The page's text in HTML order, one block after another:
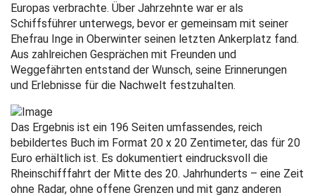
Europas verbrachte. Über Jahrzehnte war er als
Schiffsführer unterwegs, bevor er gemeinsam mit seiner
Ehefrau Inge in Oberwinter seinen letzten Ankerplatz fand.
Aus zahlreichen Gesprächen mit Freunden und
Weggefährten entstand der Wunsch, seine Erinnerungen
und Erlebnisse für die Nachwelt festzuhalten.
Das Ergebnis ist ein 196 Seiten umfassendes, reich
bebildertes Buch im Format 20 x 20 Zentimeter, das für 20
Euro erhältlich ist. Es dokumentiert eindrucksvoll die
Rheinschifffahrt der Mitte des 20. Jahrhunderts – eine Zeit
ohne Radar, ohne offene Grenzen und mit ganz anderen